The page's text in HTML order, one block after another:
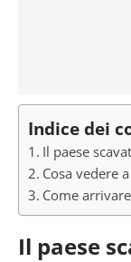
Indice dei
Il paese
Cosa vedere
Come
Il paese